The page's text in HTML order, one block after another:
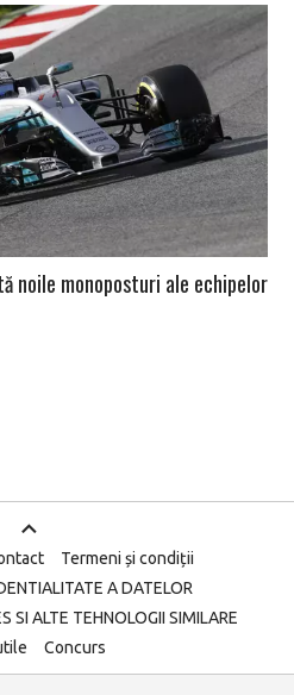
noile monoposturi ale echipelor
Termeni și condiții
A DATELOR
SI ALTE TEHNOLOGII SIMILARE
Concurs